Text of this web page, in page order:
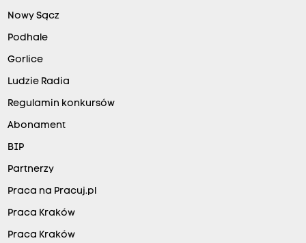
Nowy Sącz
Podhale
Gorlice
Ludzie Radia
Regulamin konkursów
Abonament
BIP
Partnerzy
Praca na Pracuj.pl
Praca Kraków
Praca Kraków